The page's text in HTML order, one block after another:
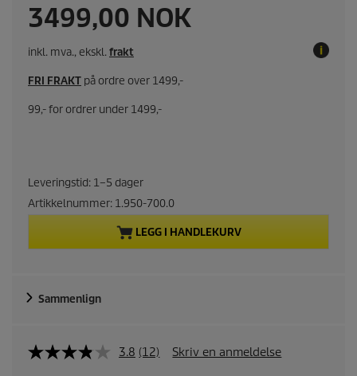
C
u
r
r
n
t
p
o
d
3499,00 NOK
inkl. mva., ekskl.frakt
FRI FRAKT på ordre over 1499,-
99,- for ordrer under 1499,-
Leveringstid: 1–5 dager
Artikkelnummer: 1.950-700.0
LEGG I HANDLEKURV
Sammenlign
3.8 (12) Skriv en anmeldelse